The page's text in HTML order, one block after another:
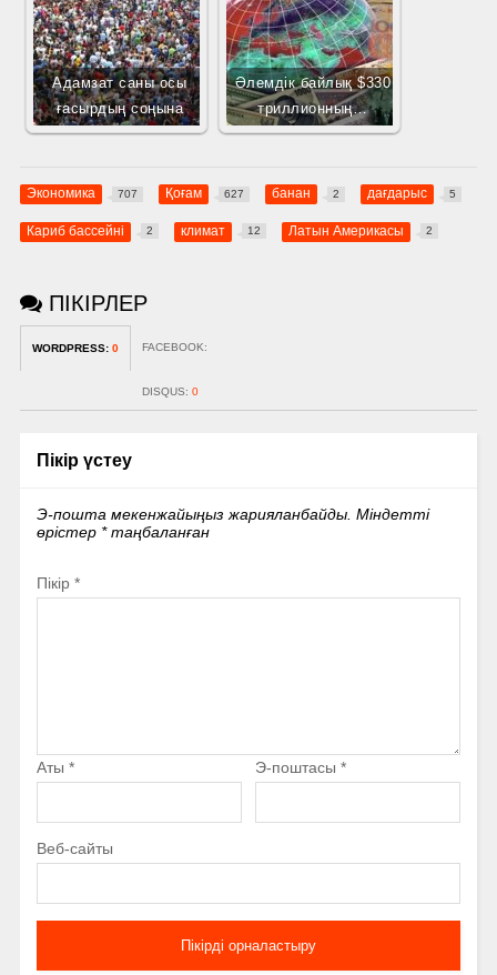
Адамзат саны осы
ғасырдың соңына
Әлемдік байлық $330
триллионның…
Экономика 707 Қоғам 627 банан 2 дағдарыс 5
Кариб бассейні 2 климат 12 Латын Америкасы 2
ПІКІРЛЕР
WORDPRESS: 0 FACEBOOK:
DISQUS: 0
Пікір үстеу
Э-пошта мекенжайыңыз жарияланбайды. Міндетті
өрістер *таңбаланған
Пікір *
Аты * Э-поштасы *
Веб-сайты